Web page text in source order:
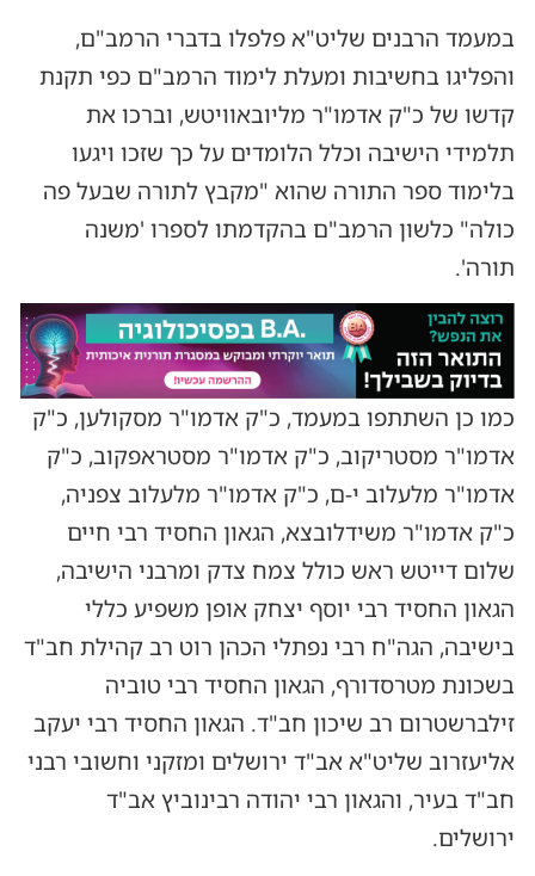
במעמד הרבנים שליט"א פלפלו בדברי הרמב"ם,
והפליגו בחשיבות ומעלת לימוד הרמב"ם כפי תקנת
קדשו של כ"ק אדמו"ר מליובאוויטש, וברכו את
תלמידי הישיבה וכלל הלומדים על כך שזכו ויגעו
בלימוד ספר התורה שהוא "מקבץ לתורה שבעל פה
כולה" כלשון הרמב"ם בהקדמתו לספרו 'משנה
תורה'.
כמו כן השתתפו במעמד, כ"ק אדמו"ר מסקולען, כ"ק
אדמו"ר מסטריקוב, כ"ק אדמו"ר מסטראפקוב, כ"ק
אדמו"ר מלעלוב י-ם, כ"ק אדמו"ר מלעלוב צפניה,
כ"ק אדמו"ר משידלובצא, הגאון החסיד רבי חיים
שלום דייטש ראש כולל צמח צדק ומרבני הישיבה,
הגאון החסיד רבי יוסף יצחק אופן משפיע כללי
בישיבה, הגה"ח רבי נפתלי הכהן רוט רב קהילת חב"ד
בשכונת מטרסדורף, הגאון החסיד רבי טוביה
זילברשטרום רב שיכון חב"ד. הגאון החסיד רבי יעקב
אליעזרוב שליט"א אב"ד ירושלים ומזקני וחשובי רבני
חב"ד בעיר, והגאון רבי יהודה רבינוביץ אב"ד
ירושלים.